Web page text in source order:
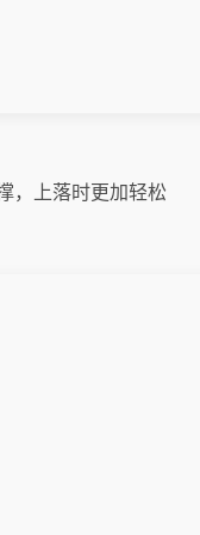
，上落时更加轻松